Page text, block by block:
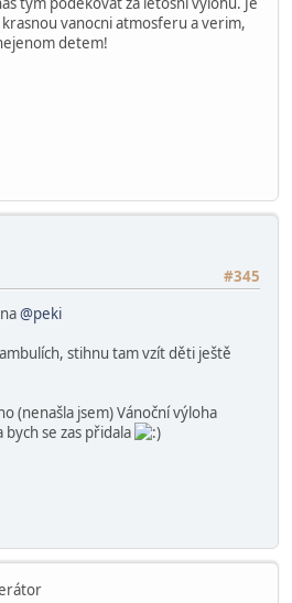
tym podekovat za letosni vylohu. Je
detem!
@peki
stihnu tam vzít děti ještě